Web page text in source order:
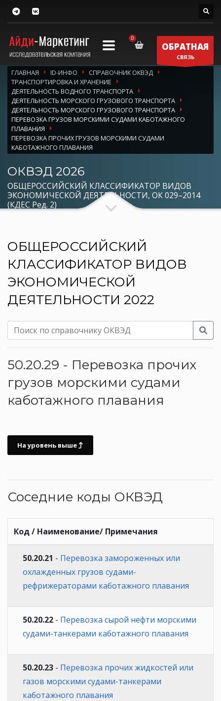
ОБРАТНАЯ
СВЯЗЬ
ГЛАВНАЯ ID-ИНФО
СПРАВОЧНИК ОКВЭД
ТРАНСПОРТИРОВКА И ХРАНЕНИЕ
ДЕЯТЕЛЬНОСТЬ ВОДНОГО ТРАНСПОРТА
ДЕЯТЕЛЬНОСТЬ МОРСКОГО ГРУЗОВОГО ТРАНСПОРТА
ДЕЯТЕЛЬНОСТЬ МОРСКОГО ГРУЗОВОГО ТРАНСПОРТА
ПЕРЕВОЗКА ГРУЗОВ МОРСКИМИ СУДАМИ КАБОТАЖНОГО
ПЛАВАНИЯ
ПЕРЕВОЗКА ПРОЧИХ ГРУЗОВ МОРСКИМИ СУДАМИ
КАБОТАЖНОГО ПЛАВАНИЯ
ОКВЭД 2026
ОБЩЕРОССИЙСКИЙ КЛАССИФИКАТОР ВИДОВ
ЭКОНОМИЧЕСКОЙ ДЕЯТЕЛЬНОСТИ, ОК 029–2014
(КДЕС Ред. 2)
ОБЩЕРОССИЙСКИЙ
КЛАССИФИКАТОР ВИДОВ
ЭКОНОМИЧЕСКОЙ
ДЕЯТЕЛЬНОСТИ 2022
50.20.29 - Перевозка прочих
грузов морскими судами
каботажного плавания
На уровень выше
Соседние коды ОКВЭД
Код / Наименование/ Примечания
50.20.21 - Перевозка замороженных или
охлажденных грузов судами-
рефрижераторами каботажного плавания
50.20.22 - Перевозка сырой нефти морскими
судами-танкерами каботажного плавания
50.20.23 - Перевозка прочих жидкостей или
газов морскими судами-танкерами
каботажного плавания